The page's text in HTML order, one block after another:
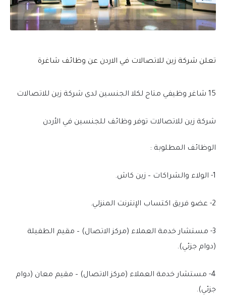
تعلن شركة زين للاتصالات في الاردن عن وظائف شاغرة
15 شاغر وظيفي متاح لكلا الجنسين لدى شركة زين للاتصالات
شركة زين للاتصالات توفر وظائف للجنسين في الأردن
الوظائف المطلوبة :
1- الولاء والشراكات – زين كاش.
2- عضو فريق اكتساب الإنترنت المنزلي.
3- مستشار خدمة العملاء (مركز الاتصال) – مقيم الطفيلة
(دوام جزئي).
4- مستشار خدمة العملاء (مركز الاتصال) – مقيم معان (دوام
جزئي).